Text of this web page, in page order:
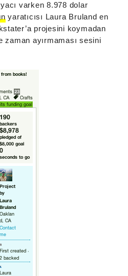
varken 8.978 dolar
yaratıcısı Laura Bruland en
projesini koymadan
ayırmaması sesini